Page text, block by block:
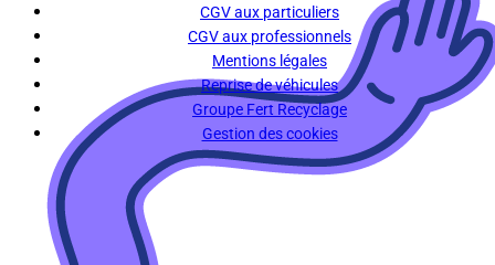
CGV aux particuliers
CGV aux professionnels
Mentions légales
Reprise de véhicules
Groupe Fert Recyclage
Gestion des cookies